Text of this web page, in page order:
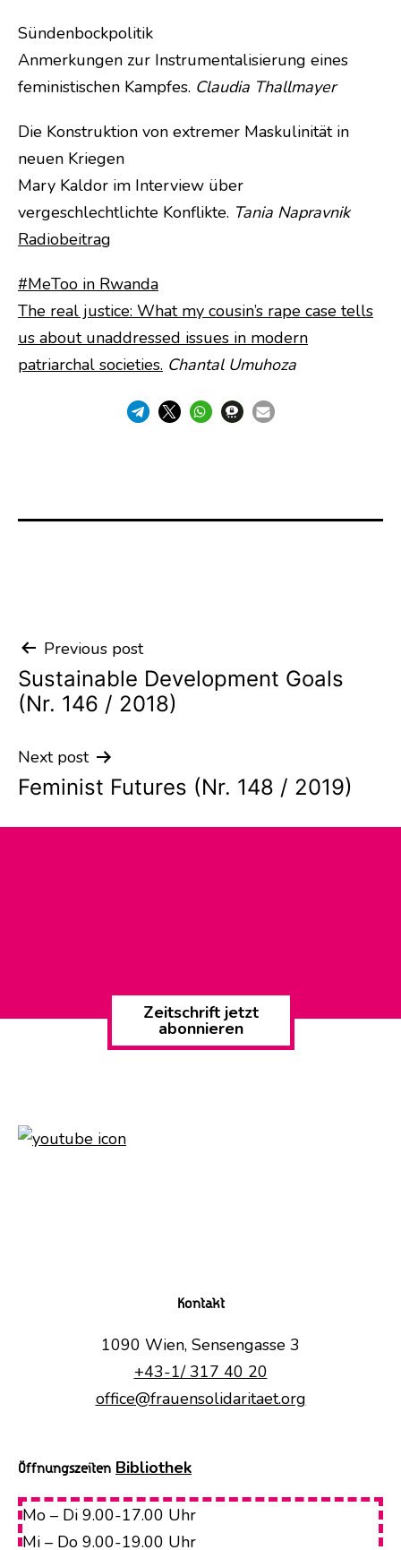
Sündenbockpolitik
Anmerkungen zur Instrumentalisierung eines
feministischen Kampfes. Claudia Thallmayer
Die Konstruktion von extremer Maskulinität in
neuen Kriegen
Mary Kaldor im Interview über
vergeschlechtlichte Konflikte. Tania Napravnik
Radiobeitrag
#MeToo in Rwanda
The real justice: What my cousin’s rape case tells
us about unaddressed issues in modern
patriarchal societies. Chantal Umuhoza
Post
navigation
Previous post
Sustainable Development Goals
(Nr. 146 / 2018)
Next post
Feminist Futures (Nr. 148 / 2019)
Zeitschrift jetzt
abonnieren
Kontakt
1090 Wien, Sensengasse 3
+43-1/ 317 40 20
office@frauensolidaritaet.org
Öffnungszeiten Bibliothek
Mo – Di 9.00-17.00 Uhr
Mi – Do 9.00-19.00 Uhr